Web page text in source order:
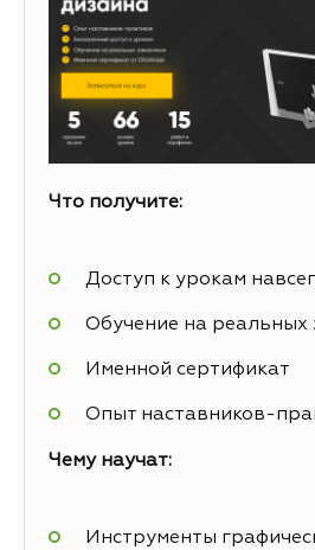
Что получите:
Доступ к урокам
Обучение на реальных
Именной сертификат
Опыт наставников-
Чему научат:
Инструменты